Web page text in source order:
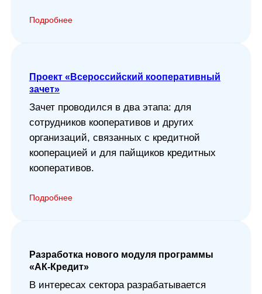
Подробнее
Проект «Всероссийский кооперативный
зачет»
Зачет проводился в два этапа: для
сотрудников кооперативов и других
организаций, связанных с кредитной
кооперацией и для пайщиков кредитных
кооперативов.
Подробнее
Разработка нового модуля программы
«АК-Кредит»
В интересах сектора разрабатывается